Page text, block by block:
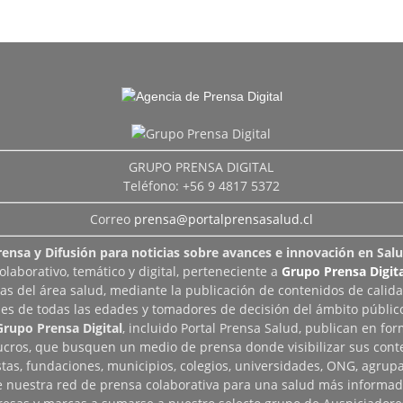
GRUPO PRENSA DIGITAL
Teléfono: +56 9 4817 5372
Correo prensa@portalprensasalud.cl
y Difusión para noticias sobre avances e innovación en
temático y digital, perteneciente a Grupo Prensa
del área salud, mediante la publicación de contenidos de
de todas las edades y tomadores de decisión del ámbito
Prensa Digital, incluido Portal Prensa Salud, publican en
que busquen un medio de prensa donde visibilizar sus
fundaciones, municipios, colegios, universidades, ONG,
red de prensa colaborativa para una salud más